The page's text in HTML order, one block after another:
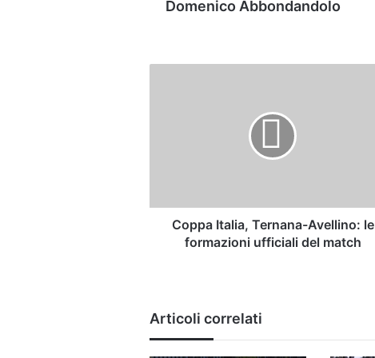
Domenico Abbondandolo
match
Coppa Italia, Ternana-Avellino: le
formazioni ufficiali del match
Articoli correlati